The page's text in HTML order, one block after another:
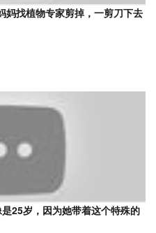
妈找植物专家剪掉，一剪刀下去
25岁，因为她带着这个特殊的